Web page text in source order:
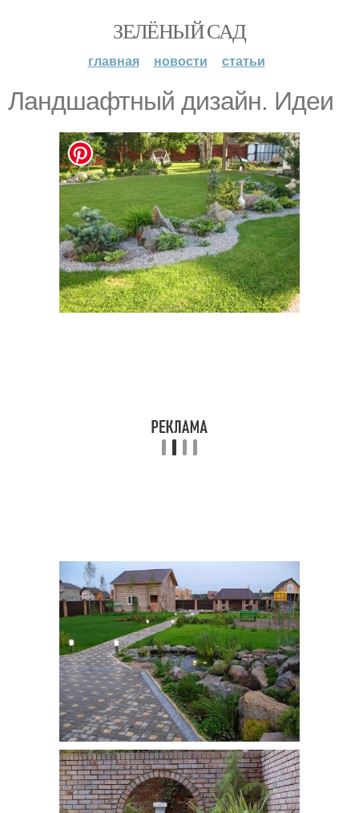
ЗЕЛЁНЫЙ САД
главная новости статьи
Ландшафтный дизайн. Идеи